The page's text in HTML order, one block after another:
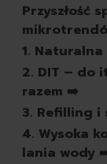
Przyszłość
1.
2. DIT – do
razem ➡️
3. Refilling
4. Wysoka
lania wody